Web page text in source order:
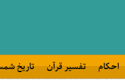
احکام تفسیر قرآن تاریخ